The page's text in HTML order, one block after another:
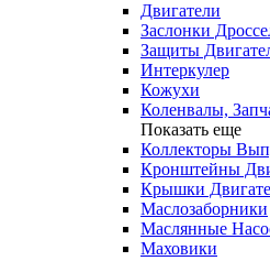
Двигатели
Заслонки
Защиты
Интеркулер
Кожухи
Коленвалы,
Показать еще
Коллекторы
Кронштейны
Крышки
Маслозаборники
Маслянные
Маховики